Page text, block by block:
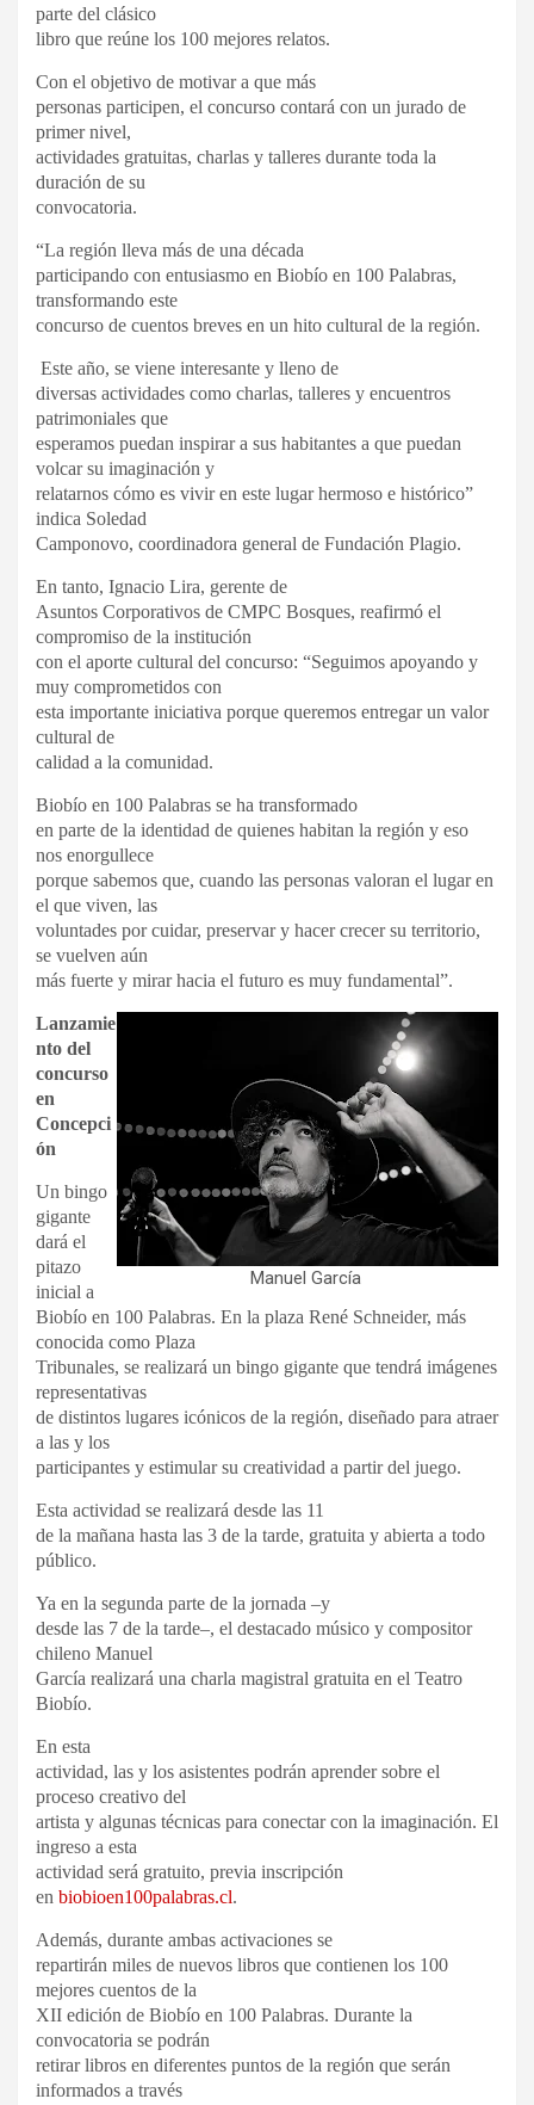
parte del clásico
libro que reúne los 100 mejores relatos.
Con el objetivo de motivar a que más
personas participen, el concurso contará con un jurado de
primer nivel,
actividades gratuitas, charlas y talleres durante toda la
duración de su
convocatoria.
“La región lleva más de una década
participando con entusiasmo en Biobío en 100 Palabras,
transformando este
concurso de cuentos breves en un hito cultural de la región.
Este año, se viene interesante y lleno de
diversas actividades como charlas, talleres y encuentros
patrimoniales que
esperamos puedan inspirar a sus habitantes a que puedan
volcar su imaginación y
relatarnos cómo es vivir en este lugar hermoso e histórico”
indica Soledad
Camponovo, coordinadora general de Fundación Plagio.
En tanto, Ignacio Lira, gerente de
Asuntos Corporativos de CMPC Bosques, reafirmó el
compromiso de la institución
con el aporte cultural del concurso: “Seguimos apoyando y
muy comprometidos con
esta importante iniciativa porque queremos entregar un valor
cultural de
calidad a la comunidad.
Biobío en 100 Palabras se ha transformado
en parte de la identidad de quienes habitan la región y eso
nos enorgullece
porque sabemos que, cuando las personas valoran el lugar en
el que viven, las
voluntades por cuidar, preservar y hacer crecer su territorio,
se vuelven aún
más fuerte y mirar hacia el futuro es muy fundamental”.
Manuel García
Lanzamie
nto del
concurso
en
Concepci
ón
Un bingo
gigante
dará el
pitazo
inicial a
Biobío en 100 Palabras. En la plaza René Schneider, más
conocida como Plaza
Tribunales, se realizará un bingo gigante que tendrá imágenes
representativas
de distintos lugares icónicos de la región, diseñado para atraer
a las y los
participantes y estimular su creatividad a partir del juego.
Esta actividad se realizará desde las 11
de la mañana hasta las 3 de la tarde, gratuita y abierta a todo
público.
Ya en la segunda parte de la jornada –y
desde las 7 de la tarde–, el destacado músico y compositor
chileno Manuel
García realizará una charla magistral gratuita en el Teatro
Biobío.
En esta
actividad, las y los asistentes podrán aprender sobre el
proceso creativo del
artista y algunas técnicas para conectar con la imaginación. El
ingreso a esta
actividad será gratuito, previa inscripción
en biobioen100palabras.cl.
Además, durante ambas activaciones se
repartirán miles de nuevos libros que contienen los 100
mejores cuentos de la
XII edición de Biobío en 100 Palabras. Durante la
convocatoria se podrán
retirar libros en diferentes puntos de la región que serán
informados a través